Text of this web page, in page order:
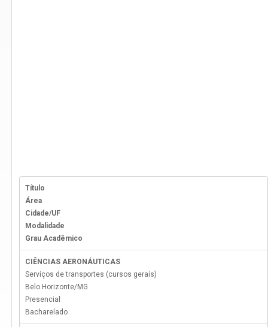
Título
Área
Cidade/UF
Modalidade
Grau Acadêmico
CIÊNCIAS AERONÁUTICAS
Serviços de transportes (cursos gerais)
Belo Horizonte/MG
Presencial
Bacharelado